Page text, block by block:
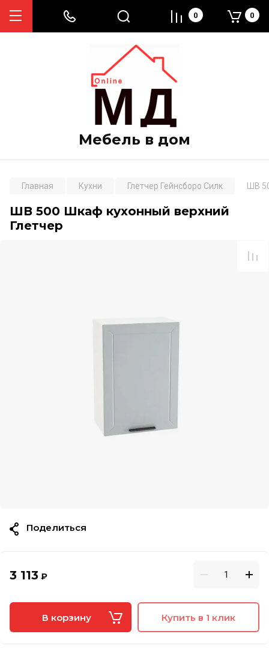
Мебель в дом
0 0
Главная Кухни Глетчер Гейнсборо Силк ШВ
ШВ 500 Шкаф кухонный верхний
Глетчер
3 113 ₽
В корзину Купить в 1 клик
Поделиться